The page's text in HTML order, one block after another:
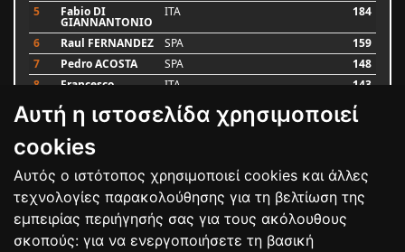
Αυτή η ιστοσελίδα χρησιμοποιεί
cookies
Αυτός ο ιστότοπος χρησιμοποιεί cookies και άλλες
τεχνολογίες παρακολούθησης για τη βελτίωση της
εμπειρίας περιήγησής σας για τους ακόλουθους
σκοπούς: για να ενεργοποιήσετε τη βασική
5
Fabio DI
GIANNANTONIO
ITA 184
6 Raul FERNANDEZ SPA
159
7
Pedro ACOSTA SPA
148
8
Francesco ITA 143
9 Alex MARQUEZ SPA
Luca MARINI
Bαθμολογία